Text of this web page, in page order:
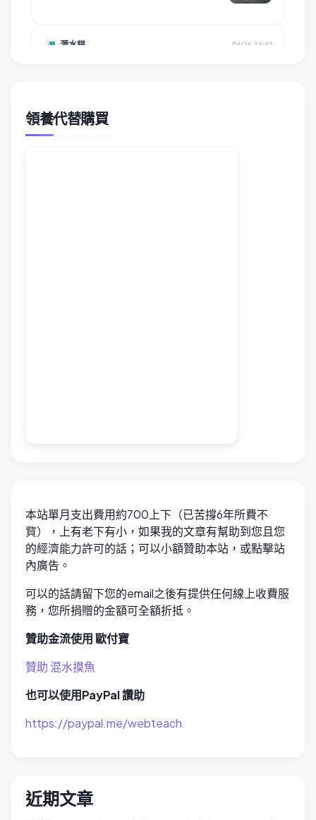
領養代替購買
本站單月支出費用約700上下（已苦撐6年所費不
貲），上有老下有小，如果我的文章有幫助到您且您
的經濟能力許可的話；可以小額贊助本站，或點擊站
內廣告。
可以的話請留下您的email之後有提供任何線上收費服
務，您所捐贈的金額可全額折抵。
贊助金流使用 歐付寶
贊助 混水摸魚
也可以使用PayPal 讚助
https://paypal.me/webteach
近期文章